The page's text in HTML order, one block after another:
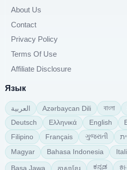
About Us
Contact
Privacy Policy
Terms Of Use
Affiliate Disclosure
Язык
العربية Azərbaycan Dili বাংলা
Deutsch
Ελληνικά English
Filipino
Français ગુજરાતી
Magyar Bahasa Indonesia
Basa Jawa ಕನ್ನಡ 한